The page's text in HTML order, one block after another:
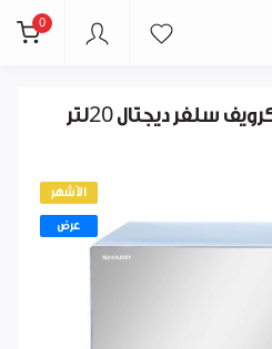
0
الأشهر
عرض